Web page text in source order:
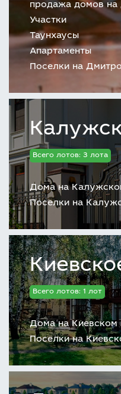
продажа домов
Участки
Таунхаусы
Апартаменты
Поселки на
Всего лотов: 3 лота
Дома на
Поселки на
Всего лотов: 1 лот
Дома на Киевском
Поселки на